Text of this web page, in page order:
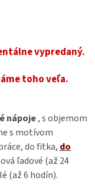
vypredaný.
toho veľa.
nápoje, s objemom
s motívom
do fitka, do
ľadové (až 24
(až 6 hodín).